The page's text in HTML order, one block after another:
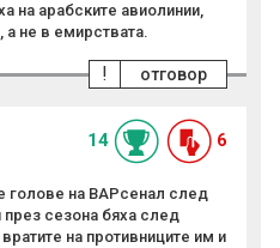
на арабските авиолинии,
не в емирствата.
отговор
!
14 6
голове на ВАРсенал след
през сезона бяха след
на противниците им и